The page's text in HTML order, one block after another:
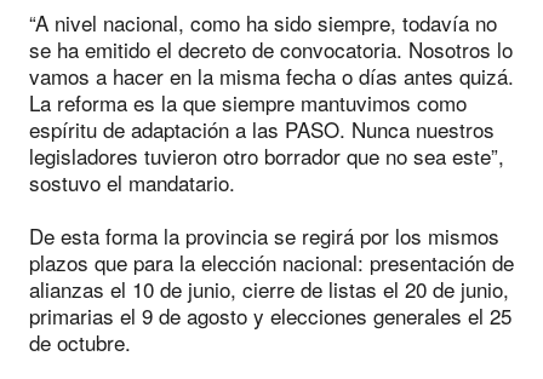
“A nivel nacional, como ha sido siempre, todavía no
se ha emitido el decreto de convocatoria. Nosotros lo
vamos a hacer en la misma fecha o días antes quizá.
La reforma es la que siempre mantuvimos como
espíritu de adaptación a las PASO. Nunca nuestros
legisladores tuvieron otro borrador que no sea este”,
sostuvo el mandatario.
De esta forma la provincia se regirá por los mismos
plazos que para la elección nacional: presentación de
alianzas el 10 de junio, cierre de listas el 20 de junio,
primarias el 9 de agosto y elecciones generales el 25
de octubre.